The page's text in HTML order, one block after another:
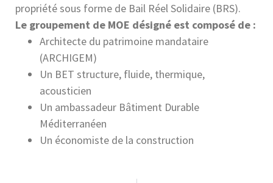
propriété sous forme de Bail Réel Solidaire (BRS).
Le groupement de MOE désigné est composé de :
Architecte du patrimoine mandataire
(ARCHIGEM)
Un BET structure, fluide, thermique,
acousticien
Un ambassadeur Bâtiment Durable
Méditerranéen
Un économiste de la construction